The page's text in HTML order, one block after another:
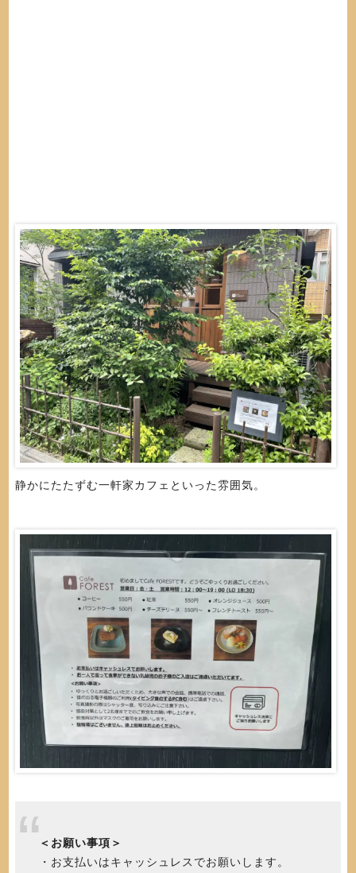
静かにたたずむ一軒家カフェといった雰囲気。
＜お願い事項＞
・お支払いはキャッシュレスでお願いします。